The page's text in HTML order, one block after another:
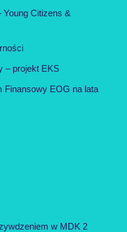
Young Citizens &
– projekt EKS
Finansowy EOG na lata
w MDK 2